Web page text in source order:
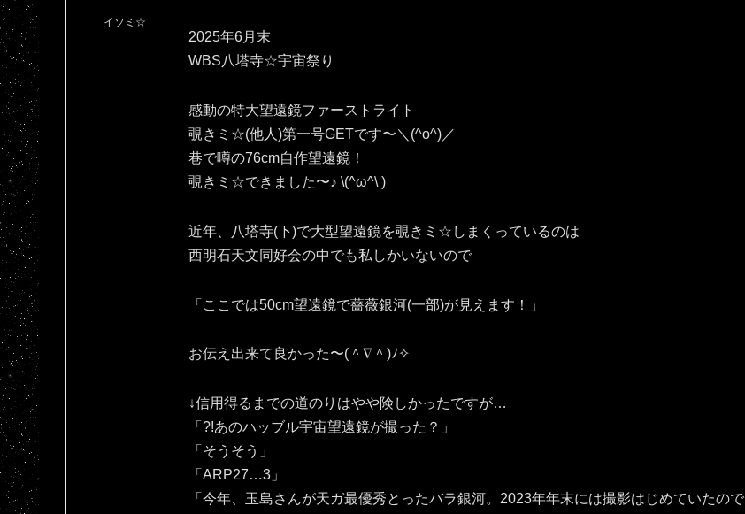
イソミ☆
2025年6月末
WBS八塔寺☆宇宙祭り
感動の特大望遠鏡ファーストライト
覗きミ☆(他人)第一号GETです〜＼(^o^)／
巷で噂の76cm自作望遠鏡！
覗きミ☆できました〜♪⁠ ⁠\⁠(⁠^⁠ω⁠^⁠\⁠ ⁠)
近年、八塔寺(下)で大型望遠鏡を覗きミ☆しまくっているのは
西明石天文同好会の中でも私しかいないので
「ここでは50cm望遠鏡で薔薇銀河(一部)が見えます！」
お伝え出来て良かった〜(⁠＾⁠∇⁠＾⁠)⁠ﾉ⁠✧⁠
↓信用得るまでの道のりはやや険しかったですが…
「?!あのハッブル宇宙望遠鏡が撮った？」
「そうそう」
「ARP27…3」
「今年、玉島さんが天ガ最優秀とったバラ銀河。2023年年末には撮影はじめていたので